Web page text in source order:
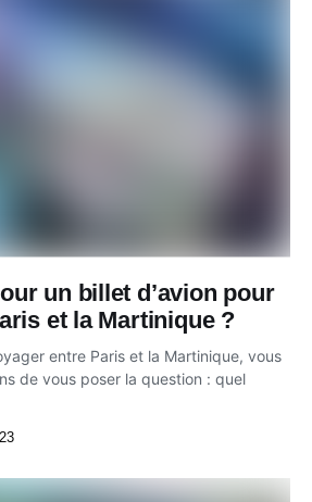
un billet d’avion pour
et la Martinique ?
entre Paris et la Martinique, vous
de vous poser la question : quel